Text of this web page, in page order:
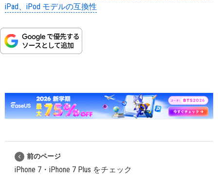
iPad、iPod モデルの互換性
前のページ
iPhone 7・iPhone 7 Plus をチェック